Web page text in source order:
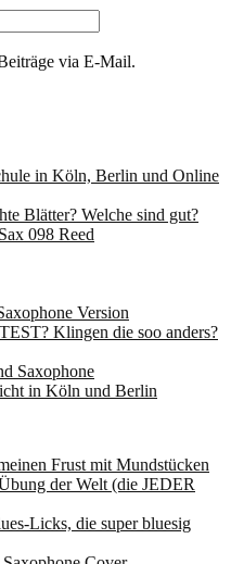
via E-Mail.
in Köln, Berlin und Online
Blätter? Welche sind gut?
098 Reed
Version
Klingen die soo anders?
Saxophone
in Köln und Berlin
Frust mit Mundstücken
der Welt (die JEDER
Licks, die super bluesig